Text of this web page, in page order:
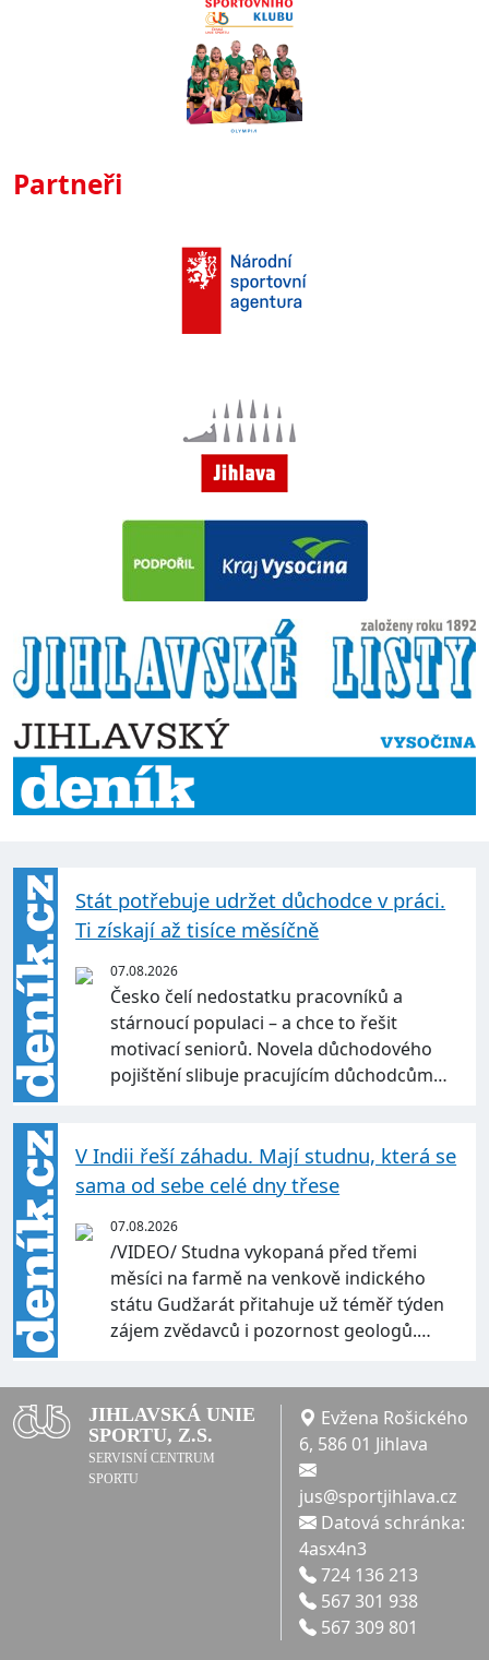
Partneři
Stát potřebuje udržet důchodce v práci.
Ti získají až tisíce měsíčně
07.08.2026
Česko čelí nedostatku pracovníků a
stárnoucí populaci – a chce to řešit
motivací seniorů. Novela důchodového
pojištění slibuje pracujícím důchodcům…
V Indii řeší záhadu. Mají studnu, která se
sama od sebe celé dny třese
07.08.2026
/VIDEO/ Studna vykopaná před třemi
měsíci na farmě na venkově indického
státu Gudžarát přitahuje už téměř týden
zájem zvědavců i pozornost geologů.…
JIHLAVSKÁ UNIE
SPORTU, Z.S.
SERVISNÍ CENTRUM
SPORTU
Evžena Rošického
6, 586 01 Jihlava
jus@sportjihlava.cz
Datová schránka:
4asx4n3
724 136 213
567 301 938
567 309 801